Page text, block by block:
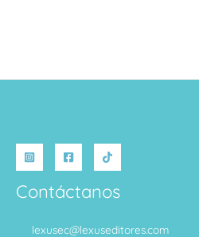
Contáctanos
lexusec@lexuseditores.com